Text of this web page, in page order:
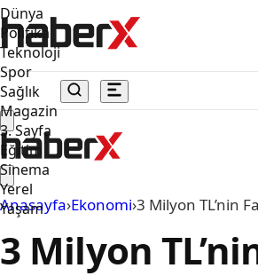
Dünya
Politika
Teknoloji
Spor
Sağlık
Magazin
3. Sayfa
Eğitim
Sinema
Yerel
Yaşam
Anasayfa›Ekonomi›3 Milyon TL’nin
3 Milyon